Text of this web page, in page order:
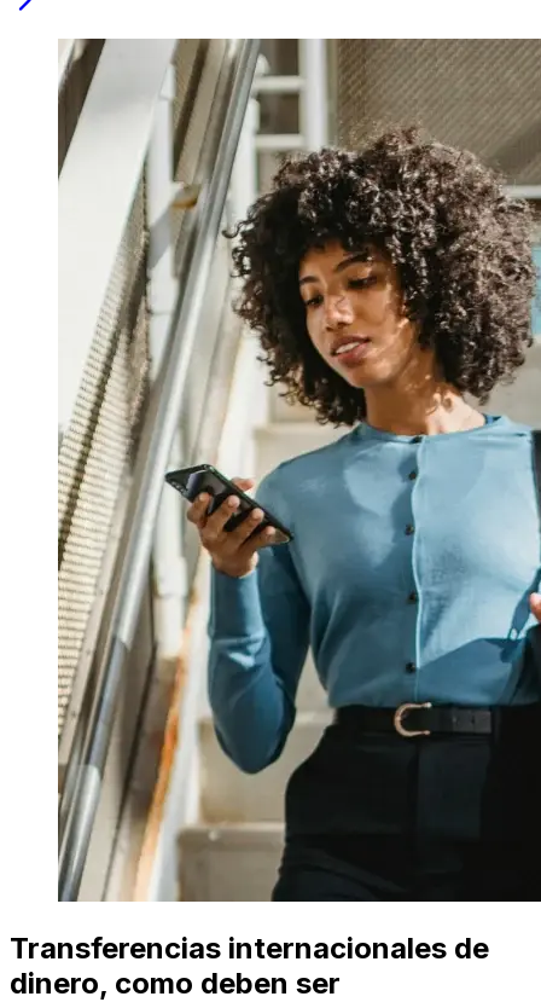
Transferencias internacionales de
dinero, como deben ser